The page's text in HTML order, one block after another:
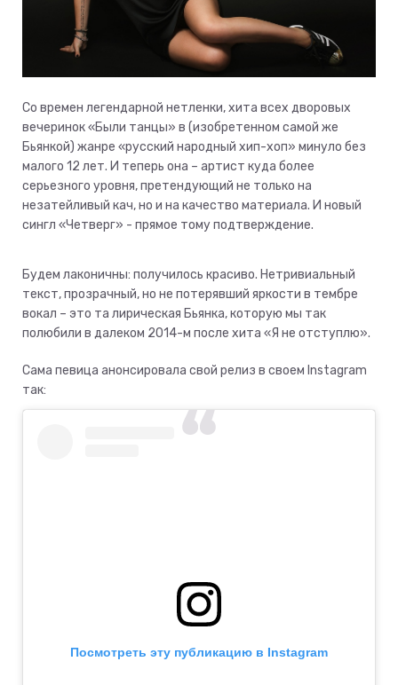
Со времен легендарной нетленки, хита всех дворовых
вечеринок «Были танцы» в (изобретенном самой же
Бьянкой) жанре «русский народный хип-хоп» минуло без
малого 12 лет. И теперь она – артист куда более
серьезного уровня, претендующий не только на
незатейливый кач, но и на качество материала. И новый
сингл «Четверг» - прямое тому подтверждение.
Будем лаконичны: получилось красиво. Нетривиальный
текст, прозрачный, но не потерявший яркости в тембре
вокал – это та лирическая Бьянка, которую мы так
полюбили в далеком 2014-м после хита «Я не отступлю».
Сама певица анонсировала свой релиз в своем Instagram
так:
Посмотреть эту публикацию в Instagram